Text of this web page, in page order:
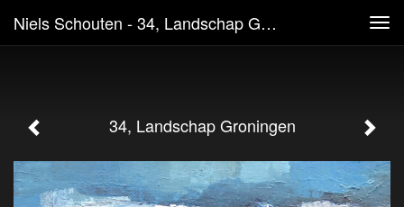
Niels Schouten - 34, Landschap Groningen
34, Landschap Groningen